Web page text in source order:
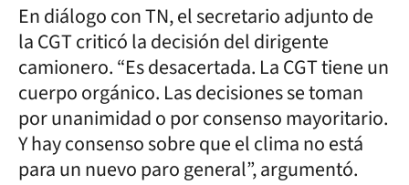
En diálogo con TN, el secretario adjunto de
la CGT criticó la decisión del dirigente
camionero. “Es desacertada. La CGT tiene un
cuerpo orgánico. Las decisiones se toman
por unanimidad o por consenso mayoritario.
Y hay consenso sobre que el clima no está
para un nuevo paro general”, argumentó.